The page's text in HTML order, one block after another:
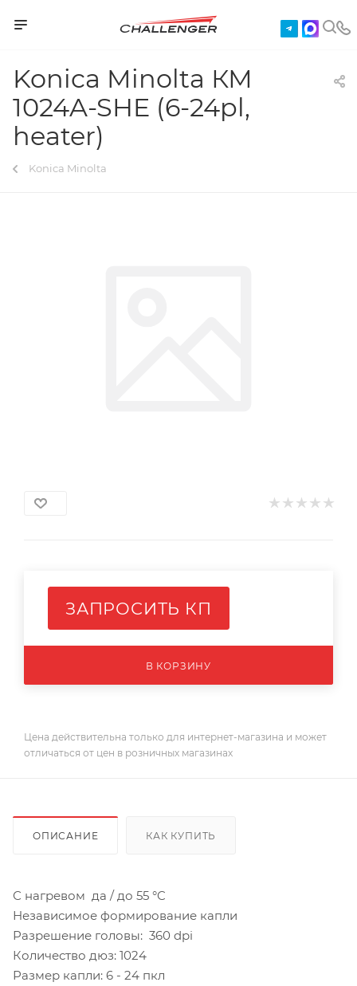
Konica Minolta КМ
1024A-SHE (6-24pl,
heater)
Konica Minolta
ЗАПРОСИТЬ КП
В КОРЗИНУ
Цена действительна только для интернет-магазина и может
отличаться от цен в розничных магазинах
ОПИСАНИЕ КАК КУПИТЬ
С нагревом да / до 55 °C
Независимое формирование капли
Разрешение головы: 360 dpi
Количество дюз: 1024
Размер капли: 6 - 24 пкл